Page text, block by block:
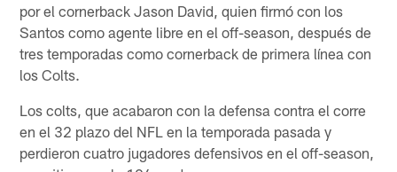
por el cornerback Jason David, quien firmó con los
Santos como agente libre en el off-season, después de
tres temporadas como cornerback de primera línea con
los Colts.
Los colts, que acabaron con la defensa contra el corre
en el 32 plazo del NFL en la temporada pasada y
perdieron cuatro jugadores defensivos en el off-season,